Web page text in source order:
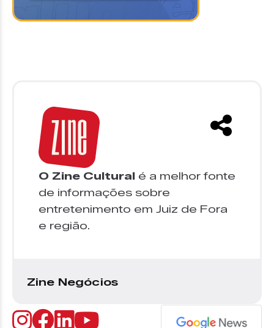
O Zine Cultural é a melhor fonte
de informações sobre
entretenimento em Juiz de Fora
e região.
Zine Negócios